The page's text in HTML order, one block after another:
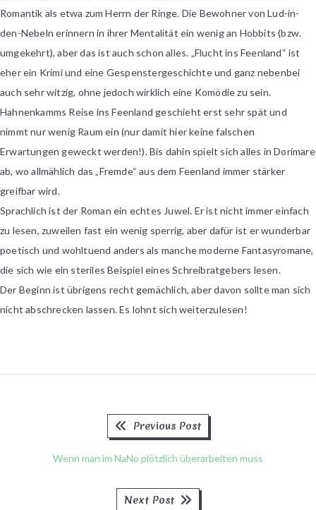
Romantik als etwa zum Herrn der Ringe. Die Bewohner von Lud-in-
den-Nebeln erinnern in ihrer Mentalität ein wenig an Hobbits (bzw.
umgekehrt), aber das ist auch schon alles. „Flucht ins Feenland“ ist
eher ein Krimi und eine Gespenstergeschichte und ganz nebenbei
auch sehr witzig, ohne jedoch wirklich eine Komödie zu sein.
Hahnenkamms Reise ins Feenland geschieht erst sehr spät und
nimmt nur wenig Raum ein (nur damit hier keine falschen
Erwartungen geweckt werden!). Bis dahin spielt sich alles in Dorimare
ab, wo allmählich das „Fremde“ aus dem Feenland immer stärker
greifbar wird.
Sprachlich ist der Roman ein echtes Juwel. Er ist nicht immer einfach
zu lesen, zuweilen fast ein wenig sperrig, aber dafür ist er wunderbar
poetisch und wohltuend anders als manche moderne Fantasyromane,
die sich wie ein steriles Beispiel eines Schreibratgebers lesen.
Der Beginn ist übrigens recht gemächlich, aber davon sollte man sich
nicht abschrecken lassen. Es lohnt sich weiterzulesen!
BeitragsnavigationPrevious Post
Wenn man im NaNo plötzlich überarbeiten muss
Next Post